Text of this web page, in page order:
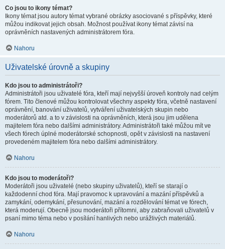
Co jsou to ikony témat?
Ikony témat jsou autory témat vybrané obrázky asociované s příspěvky, které
můžou indikovat jejich obsah. Možnost používat ikony témat závisí na
oprávněních nastavených administrátorem fóra.
Nahoru
Uživatelské úrovně a skupiny
Kdo jsou to administrátoři?
Administrátoři jsou uživatelé fóra, kteří mají nejvyšší úroveň kontroly nad celým
fórem. Tito členové můžou kontrolovat všechny aspekty fóra, včetně nastavení
oprávnění, banování uživatelů, vytváření uživatelských skupin nebo
moderátorů atd. a to v závislosti na oprávněních, která jsou jim udělena
majitelem fóra nebo dalšími administrátory. Administrátoři také můžou mít ve
všech fórech úplné moderátorské schopnosti, opět v závislosti na nastavení
provedeném majitelem fóra nebo dalšími administrátory.
Nahoru
Kdo jsou to moderátoři?
Moderátoři jsou uživatelé (nebo skupiny uživatelů), kteří se starají o
každodenní chod fóra. Mají pravomoc k upravování a mazání příspěvků a
zamykání, odemykání, přesunování, mazání a rozdělování témat ve fórech,
která moderují. Obecně jsou moderátoři přítomni, aby zabraňovali uživatelů v
psaní mimo téma nebo v posílání hanlivých nebo urážlivých materiálů.
Nahoru